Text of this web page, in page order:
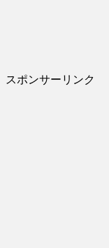
スポンサーリンク